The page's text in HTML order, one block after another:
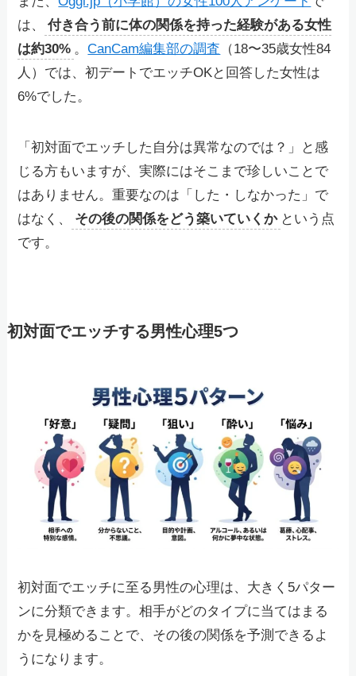
は、
付き合う前に体の関係を持った経験がある女性
は約30% 。CanCam編集部の調査 （18〜35歳女性84
人）では、初デートでエッチOKと回答した女性は
6%でした。
「初対面でエッチした自分は異常なのでは？」と感
じる方もいますが、実際にはそこまで珍しいことで
はありません。重要なのは「した・しなかった」で
はなく、
その後の関係をどう築いていくか という点
です。
初対面でエッチする男性心理5つ
初対面でエッチに至る男性の心理は、大きく5パター
ンに分類できます。相手がどのタイプに当てはまる
かを見極めることで、その後の関係を予測できるよ
うになります。